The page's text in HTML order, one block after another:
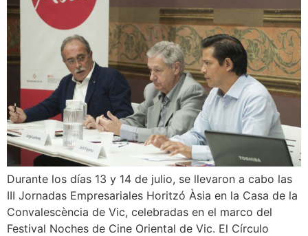
Durante los días 13 y 14 de julio, se llevaron a cabo las
III Jornadas Empresariales Horitzó Àsia en la Casa de la
Convalescència de Vic, celebradas en el marco del
Festival Noches de Cine Oriental de Vic. El Círculo